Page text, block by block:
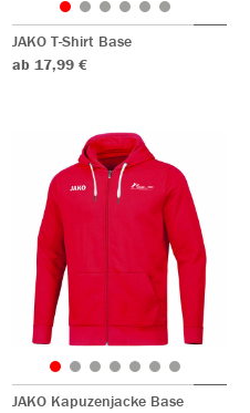
JAKO T-Shirt Base
ab 17,99 €
JAKO Kapuzenjacke Base